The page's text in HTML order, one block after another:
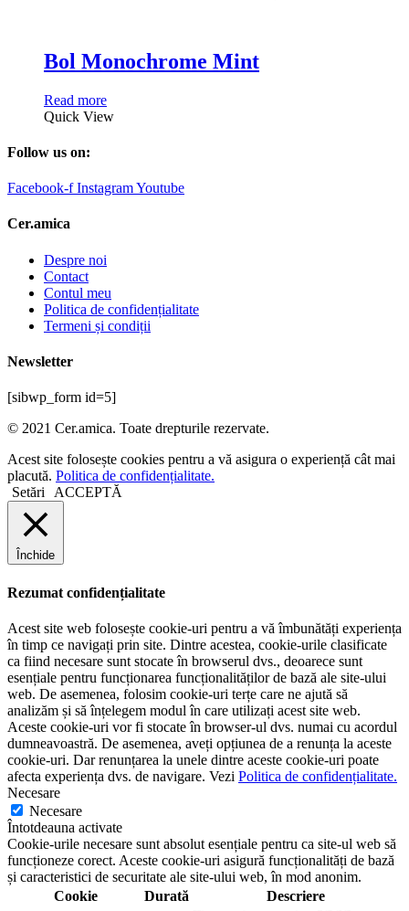
Bol Monochrome Mint
Read more
Quick View
Follow us on:
Facebook-f InstagramYoutube
Cer.amica
Despre noi
Contact
Contul meu
Politica de confidențialitate
Termeni și condiții
Newsletter
[sibwp_form id=5]
© 2021 Cer.amica. Toate drepturile rezervate.​
Acest site folosește cookies pentru a vă asigura o experiență cât mai
placută. Politica de confidențialitate.
Setări
ACCEPTĂ
Închide
Rezumat confidențialitate
Acest site web folosește cookie-uri pentru a vă îmbunătăți experiența
în timp ce navigați prin site. Dintre acestea, cookie-urile clasificate
ca fiind necesare sunt stocate în browserul dvs., deoarece sunt
esențiale pentru funcționarea funcționalităților de bază ale site-ului
web. De asemenea, folosim cookie-uri terțe care ne ajută să
analizăm și să înțelegem modul în care utilizați acest site web.
Aceste cookie-uri vor fi stocate în browser-ul dvs. numai cu acordul
dumneavoastră. De asemenea, aveți opțiunea de a renunța la aceste
cookie-uri. Dar renunțarea la unele dintre aceste cookie-uri poate
afecta experiența dvs. de navigare. Vezi Politica de confidențialitate.
Necesare
Necesare
Întotdeauna activate
Cookie-urile necesare sunt absolut esențiale pentru ca site-ul web să
funcționeze corect. Aceste cookie-uri asigură funcționalități de bază
și caracteristici de securitate ale site-ului web, în ​​mod anonim.
Cookie
Durată Descriere